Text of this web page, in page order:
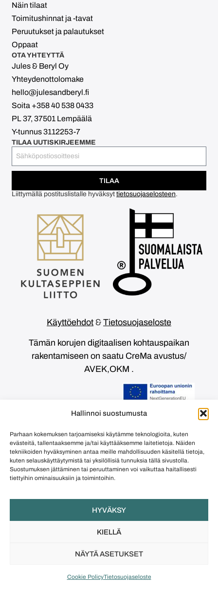
Hallinnoi suostumusta
Parhaan kokemuksen tarjoamiseksi käytämme teknologioita, kuten
evästeitä, tallentaaksemme ja/tai käyttääksemme laitetietoja. Näiden
tekniikoiden hyväksyminen antaa meille mahdollisuuden käsitellä tietoja,
kuten selauskäyttäytymistä tai yksilöllisiä tunnuksia tällä sivustolla.
Suostumuksen jättäminen tai peruuttaminen voi vaikuttaa haitallisesti
tiettyihin ominaisuuksiin ja toimintoihin.
HYVÄKSY
KIELLÄ
NÄYTÄ ASETUKSET
Cookie PolicyTietosuojaseloste
Näin tilaat
Toimitushinnat ja -tavat
Peruutukset ja palautukset
Oppaat
OTA YHTEYTTÄ
Jules & Beryl Oy
Yhteydenottolomake
hello@julesandberyl.fi
Soita +358 40 538 0433
PL 37, 37501 Lempäälä
Y-tunnus 3112253-7
TILAA UUTISKIRJEEMME
TILAA
Liittymällä postituslistalle hyväksyt tietosuojaselosteen.
Käyttöehdot & Tietosuojaseloste
Tämän korujen digitaalisen kohtauspaikan
rakentamiseen on saatu CreMa avustus/
AVEK,OKM .
Euroopan unionin rahoittama –
NextGenerationEU
©Jules & Beryl